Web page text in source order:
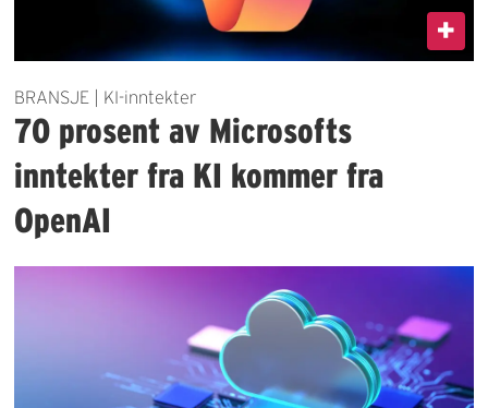
BRANSJE | KI-inntekter
70 prosent av Microsofts
inntekter fra KI kommer fra
OpenAI